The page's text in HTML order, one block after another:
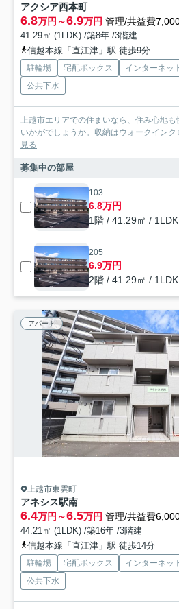
アクシア西本町
6.8万円～6.9万円 管理/共益費
41.29㎡ (1LDK) /築8年 /3階建
信越本線「直江津」駅 徒歩9分
駐輪場 宅配ボックス インターネッ
公共下水
上越市エリアでの住まいなら、住み心地
いかがでしょうか。収納はウォークイン
見る
募集中の部屋
103
6.8万円
1階 / 41.29㎡ / 1LDK
205
6.9万円
2階 / 41.29㎡ / 1LDK
アパート
上越市東雲町
アネシス駅南
6.4万円～6.5万円 管理/共益費
44.21㎡ (1LDK) /築16年 /3階建
信越本線「直江津」駅 徒歩14分
駐輪場 宅配ボックス インターネッ
公共下水